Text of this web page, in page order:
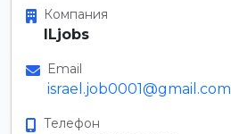
Компания
ILjobs
Email
israel.job0001@gmail.com
Телефон